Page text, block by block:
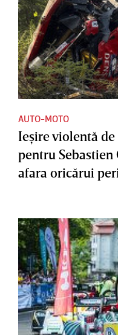
AUTO-MOTO
Ieşire violentă
pentru Sebastien
afara oricărui